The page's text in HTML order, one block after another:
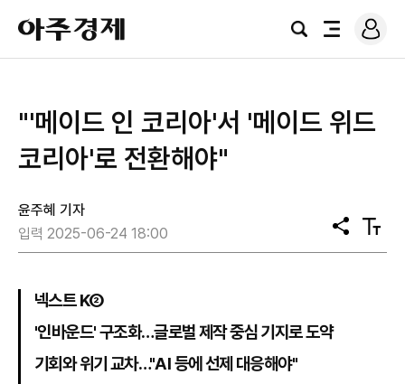
아
주
경
검
전
로
그
"'메이드 인 코리아'서 '메이드 위드
코리아'로 전환해야"
윤주혜 기자
입력 2025-06-24 18:00
공
유
텍
스
넥스트 K②
'인바운드' 구조화…글로벌 제작 중심 기지로 도약
기회와 위기 교차…"AI 등에 선제 대응해야"